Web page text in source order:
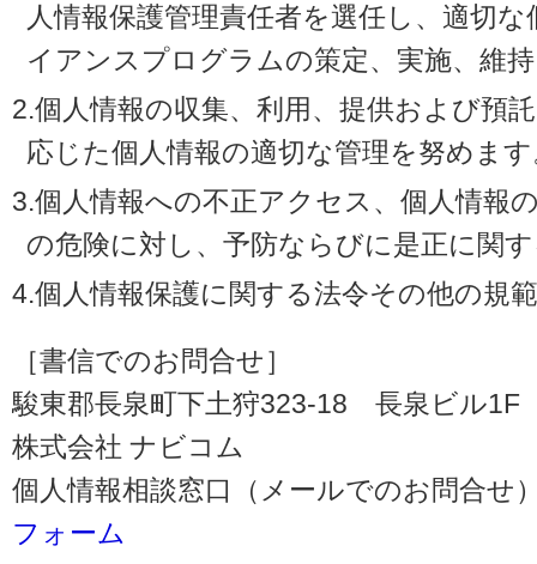
人情報保護管理責任者を選任し、適切
イアンスプログラムの策定、実施、維
2.個人情報の収集、利用、提供および預
応じた個人情報の適切な管理を努めま
3.個人情報への不正アクセス、個人情報
の危険に対し、予防ならびに是正に関
4.個人情報保護に関する法令その他の規
［書信でのお問合せ］
駿東郡長泉町下土狩323-18 長泉ビル1F
株式会社 ナビコム
個人情報相談窓口（メールでのお問合せ
フォーム